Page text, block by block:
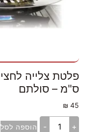
ס"מ – סולתם
45
₪
+
- הוספה לסל